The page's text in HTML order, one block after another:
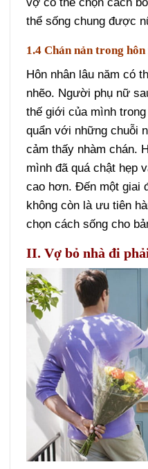
thể sống chung được
1.4 Chán nản trong hôn
Hôn nhân lâu năm có
nhẽo. Người phụ nữ
thế giới của mình
quẩn với những chuỗi
cảm thấy nhàm chán.
mình đã quá chật hẹp
cao hơn. Đến một giai
không còn là ưu tiên
chọn cách sống cho
II. Vợ bỏ nhà đi